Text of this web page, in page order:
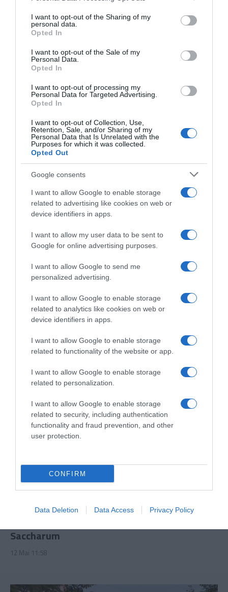
not limited to your visit or usage behaviour. You may click to
grant or deny consent to Google and its third-party tags to
use your data for below specified purposes in below Google
consent section.
I want to opt-out of the Sharing of my
personal data.
Opted In
I want to opt-out of the Sale of my
Personal Data.
Opted In
I want to opt-out of processing my
Personal Data for Targeted Advertising.
Opted In
I want to opt-out of Collection, Use,
Retention, Sale, and/or Sharing of my
Personal Data that Is Unrelated with the
Purposes for which it was collected.
Opted Out
Google consents
I want to allow Google to enable storage
related to advertising like cookies on web or
device identifiers in apps.
I want to allow my user data to be sent to
Google for online advertising purposes.
I want to allow Google to send me
personalized advertising.
I want to allow Google to enable storage
related to analytics like cookies on web or
device identifiers in apps.
I want to allow Google to enable storage
related to functionality of the website or app.
I want to allow Google to enable storage
related to personalization.
I want to allow Google to enable storage
related to security, including authentication
functionality and fraud prevention, and other
user protection.
CONFIRM
Data Deletion Data Access Privacy Policy
PESSOAS
'Incoerente' é o novo álbum da madeirense
18 Mai 10:11
PRAZERES
Grupo Vila Baleira lança campanha exclusiva
para residentes
PRAZERES
Saccharum
12 Mai 11:58